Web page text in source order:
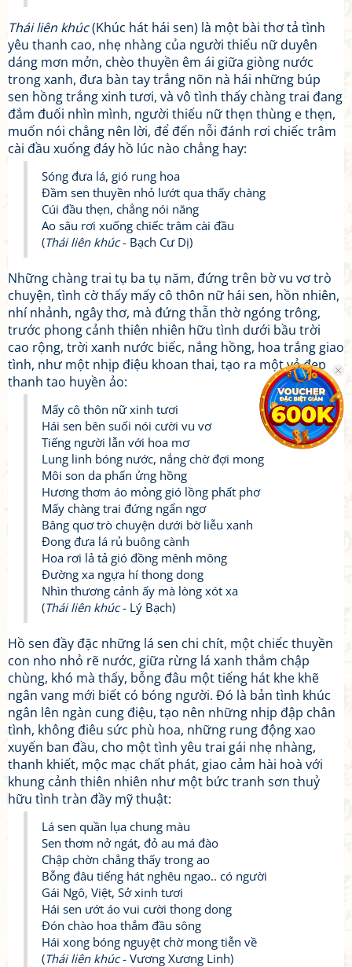
Thái liên khúc(Khúc hát hái sen) là một bài thơ tả tình
yêu thanh cao, nhẹ nhàng của người thiếu nữ duyên
dáng mơn mởn, chèo thuyền êm ái giữa giòng nước
trong xanh, đưa bàn tay trắng nõn nà hái những búp
sen hồng trắng xinh tươi, và vô tình thấy chàng trai đang
đắm đuối nhìn mình, người thiếu nữ thẹn thùng e thẹn,
muốn nói chẳng nên lời, để đến nỗi đánh rơi chiếc trâm
cài đầu xuống đáy hồ lúc nào chẳng hay:
Sóng đưa lá, gió rung hoa
Đầm sen thuyền nhỏ lướt qua thấy chàng
Cúi đầu thẹn, chẳng nói năng
Ao sâu rơi xuống chiếc trâm cài đầu
(Thái liên khúc- Bạch Cư Dị)
Những chàng trai tụ ba tụ năm, đứng trên bờ vu vơ trò
chuyện, tình cờ thấy mấy cô thôn nữ hái sen, hồn nhiên,
nhí nhảnh, ngây thơ, mà đứng thẫn thờ ngóng trông,
trước phong cảnh thiên nhiên hữu tình dưới bầu trời
cao rộng, trời xanh nước biếc, nắng hồng, hoa trắng giao
tình, như một nhịp điệu khoan thai, tạo ra một vẻ đẹp
thanh tao huyền ảo:
Mấy cô thôn nữ xinh tươi
Hái sen bên suối nói cười vu vơ
Tiếng người lẫn với hoa mơ
Lung linh bóng nước, nắng chờ đợi mong
Môi son da phấn ửng hồng
Hương thơm áo mỏng gió lồng phất phơ
Mấy chàng trai đứng ngẩn ngơ
Bâng quơ trò chuyện dưới bờ liễu xanh
Đong đưa lá rủ buông cành
Hoa rơi lả tả gió đồng mênh mông
Đường xa ngựa hí thong dong
Nhìn thương cảnh ấy mà lòng xót xa
(Thái liên khúc- Lý Bạch)
Hồ sen đầy đặc những lá sen chi chít, một chiếc thuyền
con nho nhỏ rẽ nước, giữa rừng lá xanh thắm chập
chùng, khó mà thấy, bỗng đâu một tiếng hát khe khẽ
ngân vang mới biết có bóng người. Đó là bản tình khúc
ngân lên ngàn cung điệu, tạo nên những nhịp đập chân
tình, không điêu sức phù hoa, những rung động xao
xuyến ban đầu, cho một tình yêu trai gái nhẹ nhàng,
thanh khiết, mộc mạc chất phát, giao cảm hài hoà với
khung cảnh thiên nhiên như một bức tranh sơn thuỷ
hữu tình tràn đầy mỹ thuật:
Lá sen quần lụa chung màu
Sen thơm nở ngát, đỏ au má đào
Chập chờn chẳng thấy trong ao
Bỗng đâu tiếng hát nghêu ngao.. có người
Gái Ngô, Việt, Sở xinh tươi
Hái sen ướt áo vui cười thong dong
Đón chào hoa thắm đầu sông
Hái xong bóng nguyệt chờ mong tiễn về
(Thái liên khúc- Vương Xương Linh)